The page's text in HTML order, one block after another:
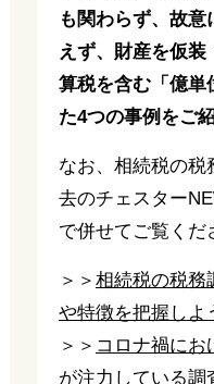
も関わらず、故
えず、財産を仮
算税を含む「億単
た4つの事例をご
なお、相続税の税
去のチェスター
で併せてご覧くだ
＞＞ 相続税の税務
や特徴を把握しよ
＞＞ コロナ禍にお
が注力している調